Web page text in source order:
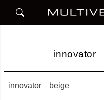
innovator
innovator beige
並び順
新着順